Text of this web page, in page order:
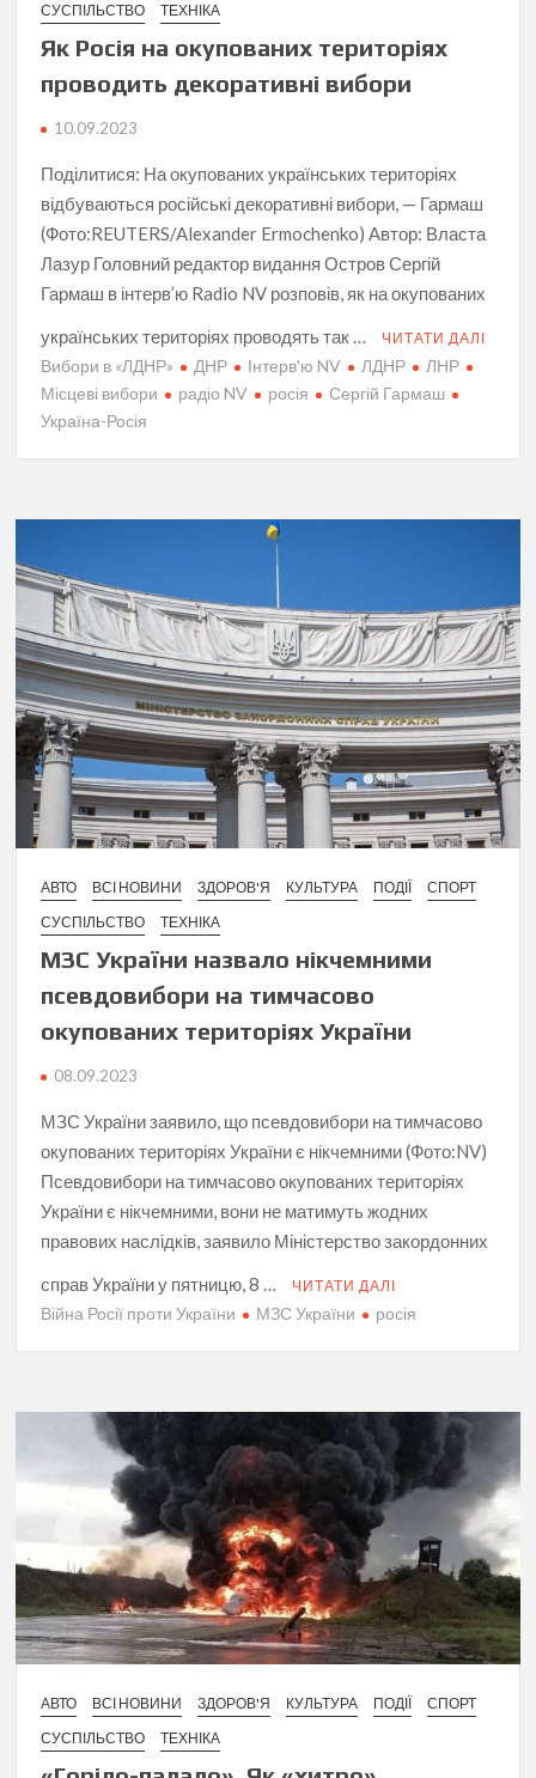
СУСПІЛЬСТВО
ТЕХНІКА
Як Росія на окупованих територіях
проводить декоративні вибори
10.09.2023
Поділитися: На окупованих українських територіях
відбуваються російські декоративні вибори, — Гармаш
(Фото:REUTERS/Alexander Ermochenko) Автор: Власта
Лазур Головний редактор видання Остров Сергій
Гармаш в інтерв’ю Radio NV розповів, як на окупованих
українських територіях проводять так …
ЧИТАТИ ДАЛІ
Вибори в «ЛДНР» ДНР Інтерв'ю NV ЛДНР
ЛНР
Місцеві вибори
радіо NV росія
Сергій Гармаш
Україна-Росія
АВТО ВСІ НОВИНИ ЗДОРОВ'Я КУЛЬТУРА ПОДІЇ
СПОРТ
СУСПІЛЬСТВО
ТЕХНІКА
МЗС України назвало нікчемними
псевдовибори на тимчасово
окупованих територіях України
08.09.2023
МЗС України заявило, що псевдовибори на тимчасово
окупованих територіях України є нікчемними (Фото:NV)
Псевдовибори на тимчасово окупованих територіях
України є нікчемними, вони не матимуть жодних
правових наслідків, заявило Міністерство закордонних
справ України у пятницю, 8 …
ЧИТАТИ ДАЛІ
Війна Росії проти України МЗС України росія
АВТО ВСІ НОВИНИ ЗДОРОВ'Я КУЛЬТУРА ПОДІЇ
СПОРТ
СУСПІЛЬСТВО
ТЕХНІКА